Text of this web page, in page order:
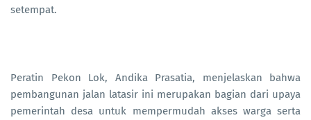
setempat.
Peratin Pekon Lok, Andika Prasatia, menjelaskan bahwa
pembangunan jalan latasir ini merupakan bagian dari upaya
pemerintah desa untuk mempermudah akses warga serta